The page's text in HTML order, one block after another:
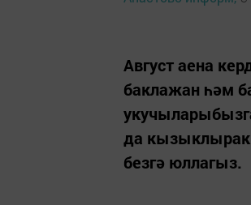
Август аена
баклажан һәм
да кызыклырак
безгә юллагыз.